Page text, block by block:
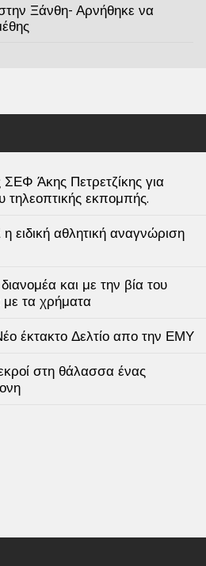
Ξάνθη- Αρνήθηκε να
Άκης Πετρετζίκης για
τηλεοπτικής εκπομπής.
ειδική αθλητική αναγνώριση
και με την βία του
τα χρήματα
έκτακτο Δελτίο απο την ΕΜΥ
στη θάλασσα ένας